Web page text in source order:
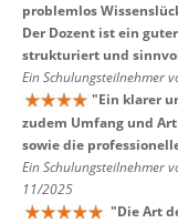
problemlos
Der Dozent ist ein
strukturiert und
Ein Schulungsteilnehmer
"Ein klarer
zudem Umfang und
sowie die
Ein Schulungsteilnehmer
11/2025
"Die Art